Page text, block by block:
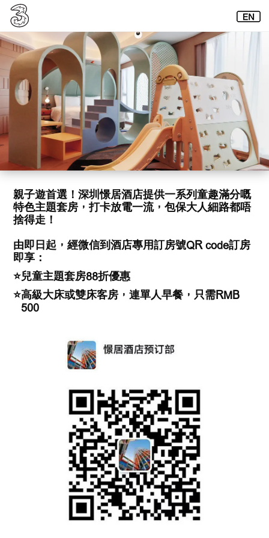
親子遊首選！深圳憬居酒店提供一系列童趣滿分嘅
特色主題套房，打卡放電一流，包保大人細路都唔
捨得走！
由即日起，經微信到酒店專用訂房號QR code訂房
即享：
⭐兒童主題套房88折優惠
⭐高級大床或雙床客房，連單人早餐，只需RMB
500